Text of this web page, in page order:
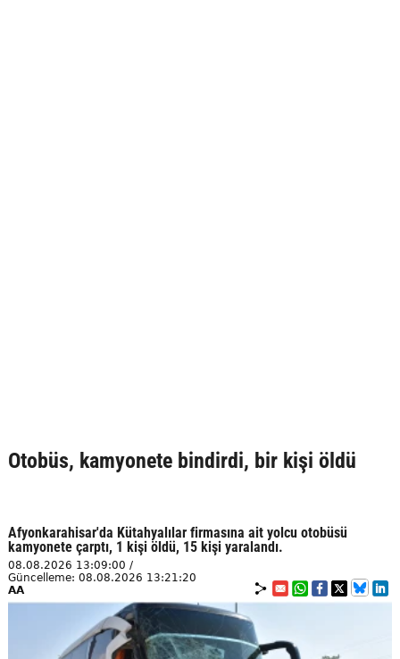
Otobüs, kamyonete bindirdi, bir kişi öldü
Afyonkarahisar'da Kütahyalılar firmasına ait yolcu otobüsü
kamyonete çarptı, 1 kişi öldü, 15 kişi yaralandı.
08.08.2026 13:09:00 /
Güncelleme: 08.08.2026 13:21:20
AA